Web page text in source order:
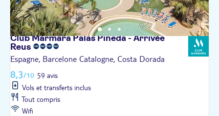
Club Marmara Palas Pineda - Arrivée
Reus
Espagne, Barcelone Catalogne, Costa Dorada
8,3/10 59 avis
Vols et transferts inclus
Tout compris
Wifi